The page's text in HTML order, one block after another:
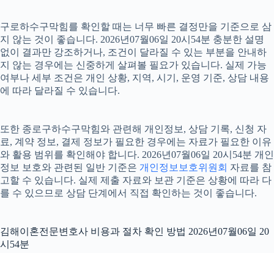
구로하수구막힘를 확인할 때는 너무 빠른 결정만을 기준으로 삼
지 않는 것이 좋습니다. 2026년07월06일 20시54분 충분한 설명
없이 결과만 강조하거나, 조건이 달라질 수 있는 부분을 안내하
지 않는 경우에는 신중하게 살펴볼 필요가 있습니다. 실제 가능
여부나 세부 조건은 개인 상황, 지역, 시기, 운영 기준, 상담 내용
에 따라 달라질 수 있습니다.
또한 종로구하수구막힘와 관련해 개인정보, 상담 기록, 신청 자
료, 계약 정보, 결제 정보가 필요한 경우에는 자료가 필요한 이유
와 활용 범위를 확인해야 합니다. 2026년07월06일 20시54분 개인
정보 보호와 관련된 일반 기준은 개인정보보호위원회 자료를 참
고할 수 있습니다. 실제 제출 자료와 보관 기준은 상황에 따라 다
를 수 있으므로 상담 단계에서 직접 확인하는 것이 좋습니다.
김해이혼전문변호사 비용과 절차 확인 방법 2026년07월06일 20
시54분